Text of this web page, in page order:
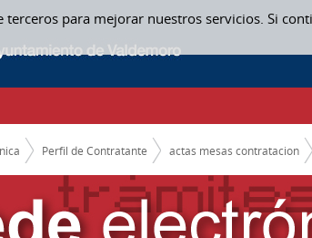
para mejorar nuestros servicios. Si
CONTRATACION
Perfil de Contratante actas mesas contratacion